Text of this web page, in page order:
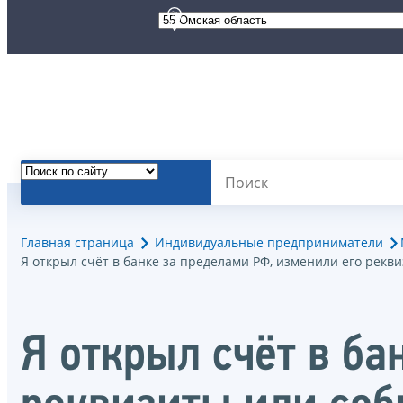
Главная страница Индивидуальные предприниматели
Я открыл счёт в банке за пределами РФ, изменили его
Я открыл счёт в